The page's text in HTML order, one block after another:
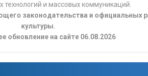
и массовых коммуникаций.
законодательства и официальных
культуры.
обновление на сайте 06.08.2026